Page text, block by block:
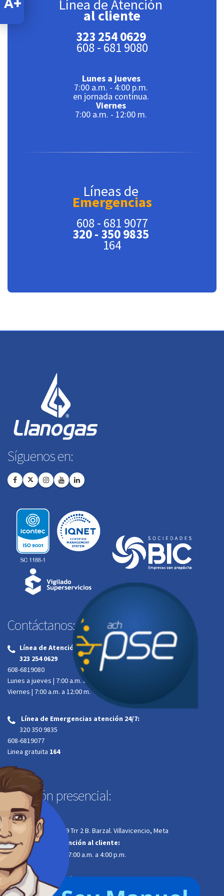
Línea de Atención
al cliente
323 254 0629
608 - 681 9080
Lunes a jueves
7:00 a.m. - 4:00 p.m.
en jornada continua.
Viernes
7:00 a.m. - 12:00 m.
Líneas de
Emergencias
608 - 681 9077
320 - 350 9835
164
Síguenos en:
Contáctanos:
Línea de Atención al Cliente:
323 254 0629
608-6819080
Lunes a jueves | 7:00 a.m. a 4:00 p.m.
Viernes | 7:00 a.m. a 12:00 m.
Línea de Emergencias atención 24/7:
320 350 9835
608-6819077
Linea gratuita 164
Atención presencial:
Dirección:
Calle 34A # 34-29 Trr 2 B. Barzal. Villavicencio, Meta
Horario de atención al cliente:
Lunes a jueves | 7:00 a.m. a 4:00 p.m.
Viernes | 7:00 a.m. a
12:00 m. jornada continua